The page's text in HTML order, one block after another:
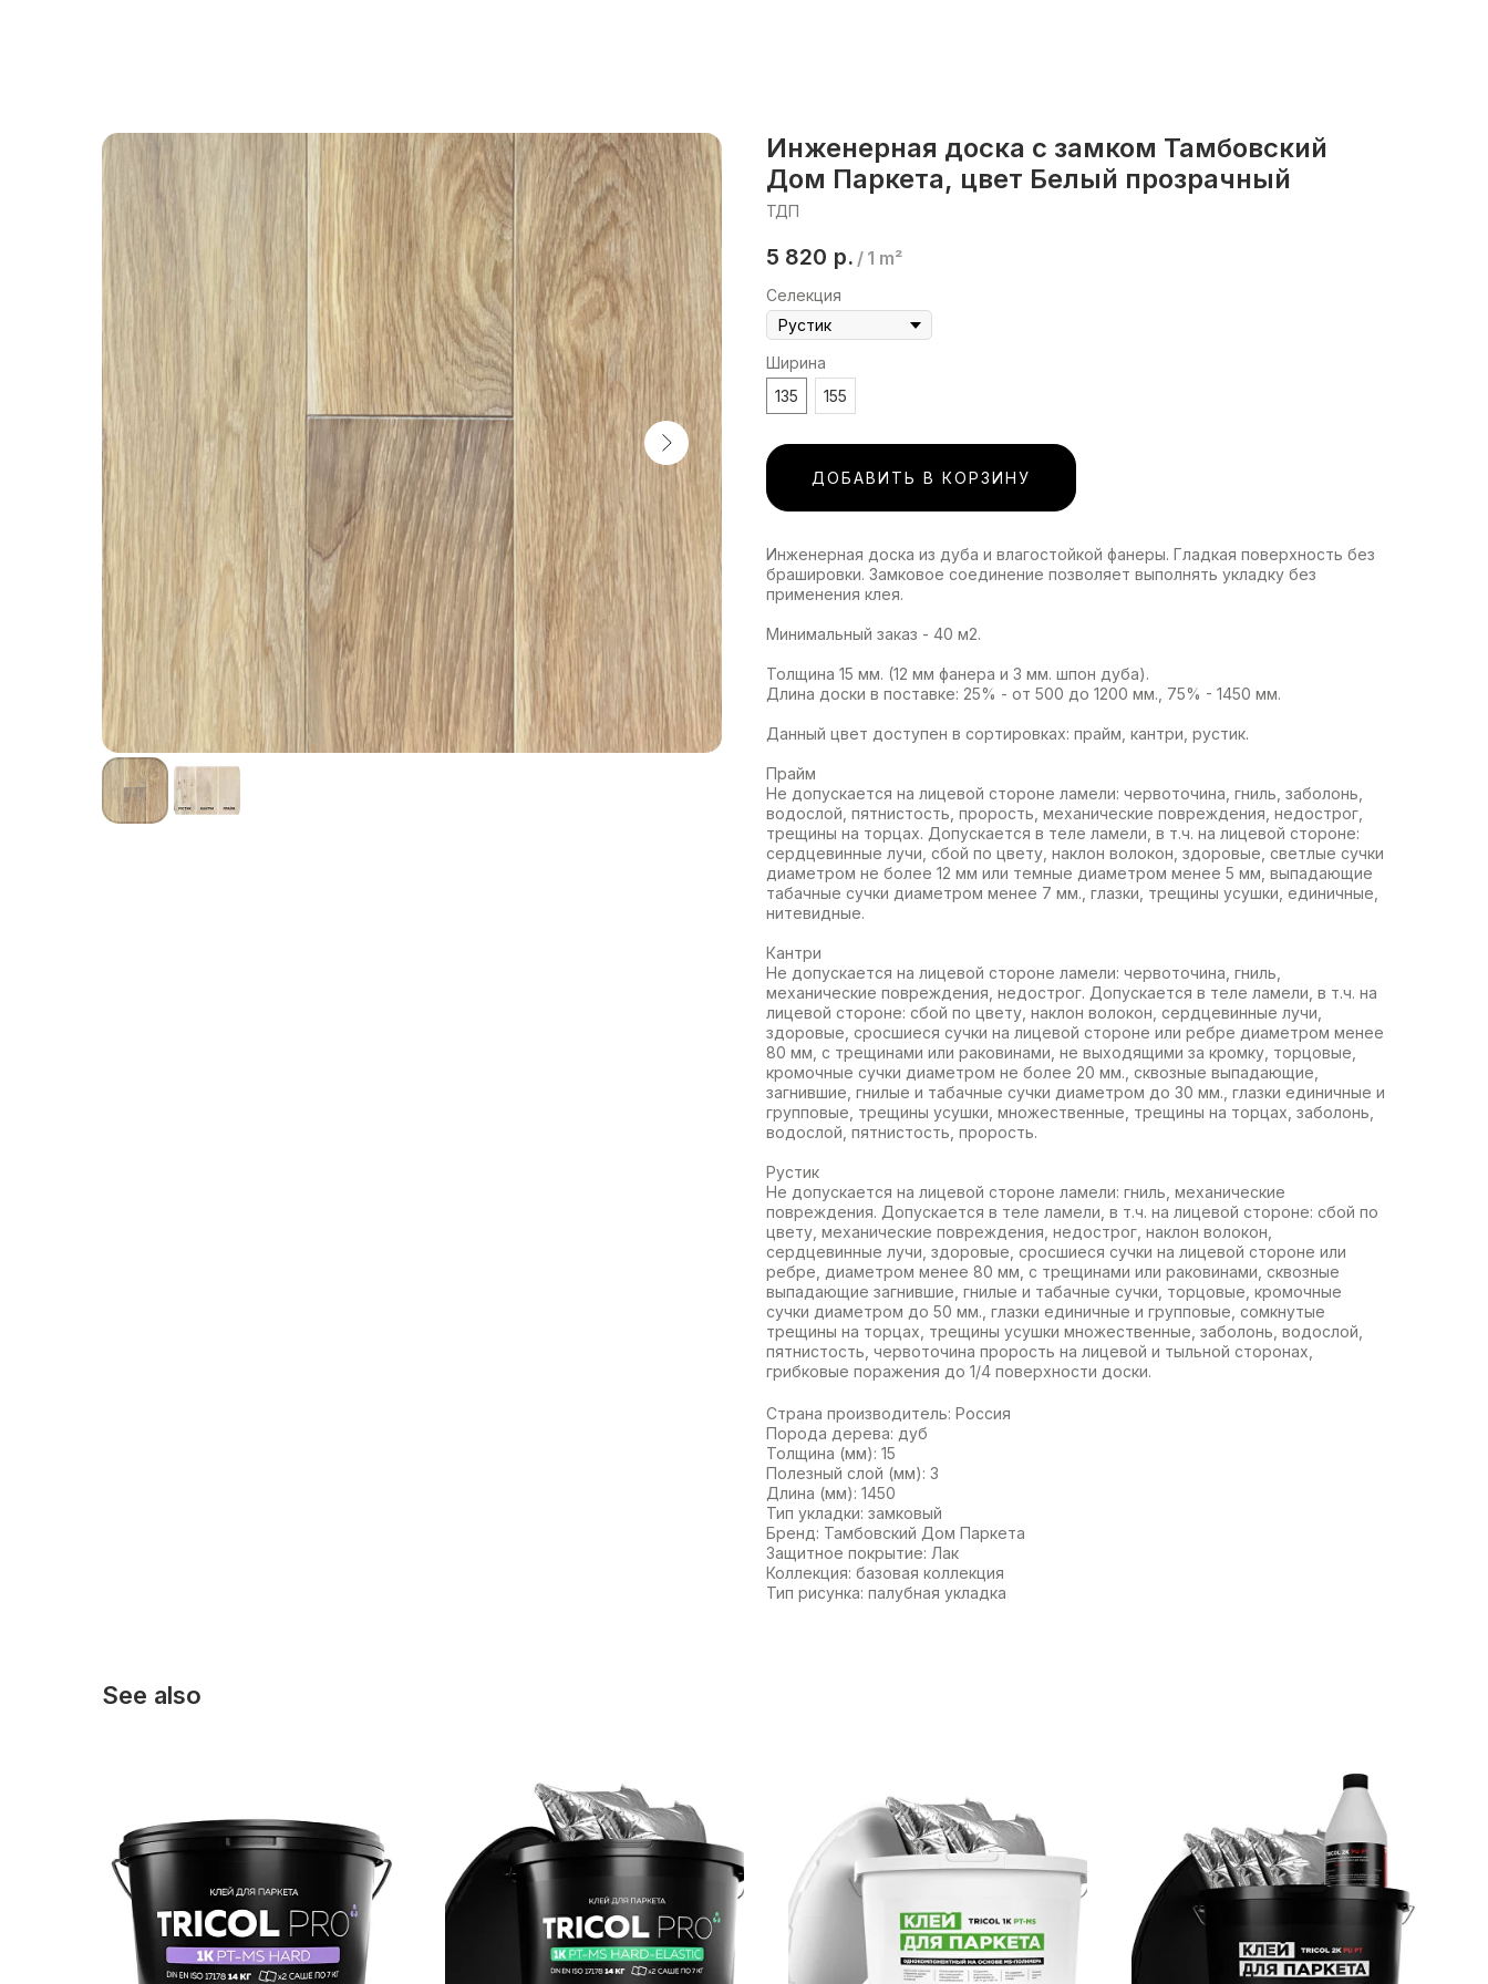
Инженерная доска с замком Тамбовский
Дом Паркета, цвет Белый прозрачный
ТДП
5 820 р. / 1 m²
Селекция
Ширина
135
155
ДОБАВИТЬ В КОРЗИНУ
Инженерная доска из дуба и влагостойкой фанеры. Гладкая поверхность без
брашировки. Замковое соединение позволяет выполнять укладку без
применения клея.
Минимальный заказ - 40 м2.
Толщина 15 мм. (12 мм фанера и 3 мм. шпон дуба).
Длина доски в поставке: 25% - от 500 до 1200 мм., 75% - 1450 мм.
Данный цвет доступен в сортировках: прайм, кантри, рустик.
Прайм
Не допускается на лицевой стороне ламели: червоточина, гниль, заболонь,
водослой, пятнистость, прорость, механические повреждения, недострог,
трещины на торцах. Допускается в теле ламели, в т.ч. на лицевой стороне:
сердцевинные лучи, сбой по цвету, наклон волокон, здоровые, светлые сучки
диаметром не более 12 мм или темные диаметром менее 5 мм, выпадающие
табачные сучки диаметром менее 7 мм., глазки, трещины усушки, единичные,
нитевидные.
Кантри
Не допускается на лицевой стороне ламели: червоточина, гниль,
механические повреждения, недострог. Допускается в теле ламели, в т.ч. на
лицевой стороне: сбой по цвету, наклон волокон, сердцевинные лучи,
здоровые, сросшиеся сучки на лицевой стороне или ребре диаметром менее
80 мм, с трещинами или раковинами, не выходящими за кромку, торцовые,
кромочные сучки диаметром не более 20 мм., сквозные выпадающие,
загнившие, гнилые и табачные сучки диаметром до 30 мм., глазки единичные и
групповые, трещины усушки, множественные, трещины на торцах, заболонь,
водослой, пятнистость, прорость.
Рустик
Не допускается на лицевой стороне ламели: гниль, механические
повреждения. Допускается в теле ламели, в т.ч. на лицевой стороне: сбой по
цвету, механические повреждения, недострог, наклон волокон,
сердцевинные лучи, здоровые, сросшиеся сучки на лицевой стороне или
ребре, диаметром менее 80 мм, с трещинами или раковинами, сквозные
выпадающие загнившие, гнилые и табачные сучки, торцовые, кромочные
сучки диаметром до 50 мм., глазки единичные и групповые, сомкнутые
трещины на торцах, трещины усушки множественные, заболонь, водослой,
пятнистость, червоточина прорость на лицевой и тыльной сторонах,
грибковые поражения до 1/4 поверхности доски.
Страна производитель: Россия
Порода дерева: дуб
Толщина (мм): 15
Полезный слой (мм): 3
Длина (мм): 1450
Тип укладки: замковый
Бренд: Тамбовский Дом Паркета
Защитное покрытие: Лак
Коллекция: базовая коллекция
Тип рисунка: палубная укладка
See also